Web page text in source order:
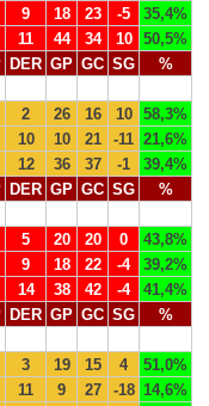
9 18 23 -5
35,4%
11 44 34 10
50,5%
DER GP GC SG
%
2 26 16 10
58,3%
10 10 21 -11 21,6%
12 36 37 -1
39,4%
DER GP GC SG
%
5 20 20 0
43,8%
9 18 22 -4
39,2%
14 38 42 -4
41,4%
DER GP GC SG
%
3 19 15 4
51,0%
11 9 27 -18 14,6%